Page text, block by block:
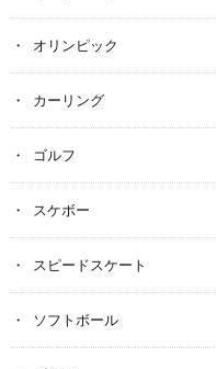
オリンピック
カーリング
ゴルフ
スケボー
スピードスケート
ソフトボール